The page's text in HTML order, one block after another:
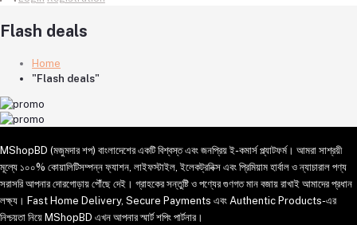
Flash deals
Home
"Flash deals"
MShopBD (মজুমদার শপ) বাংলাদেশের একটি বিশ্বস্ত এবং জনপ্রিয় ই-কমার্স প্ল্যাটফর্ম। আমরা সাশ্রয়ী
মূল্যে ১০০% কোয়ালিটিসম্পন্ন ফ্যাশন, লাইফস্টাইল, ইলেকট্রনিক্স এবং প্রিমিয়াম হার্বাল ও ন্যাচারাল পণ্য
সরাসরি আপনার দোরগোড়ায় পৌঁছে দেই। গ্রাহকের সন্তুষ্টি ও পণ্যের গুণগত মান বজায় রাখাই আমাদের প্রধান
লক্ষ্য। Fast Home Delivery, Secure Payments এবং Authentic Products-এর
নিশ্চয়তা নিয়ে MShopBD এখন আপনার স্মার্ট শপিং পার্টনার।